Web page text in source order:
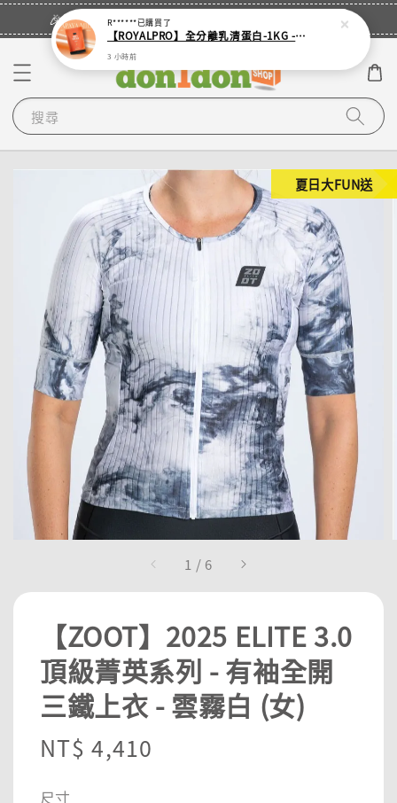
🎉登入會員・領取您的專屬折扣券！
搜尋
1 / 6
夏日大FUN送
【ZOOT】2025 ELITE 3.0
頂級菁英系列 - 有袖全開
三鐵上衣 - 雲霧白 (女)
Regular
NT$ 4,410
尺寸
R******已購買了
【ROYALPRO】全分離乳清蛋白-1KG -多口味任選｜可加購湯匙
3 小時前